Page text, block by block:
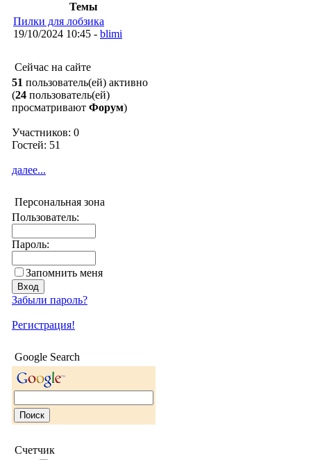
Темы
Пилки для лобзика
19/10/2024 10:45 - blimi
Сейчас на сайте
51 пользователь(ей) активно
(24 пользователь(ей)
просматривают Форум)
Участников: 0
Гостей: 51
далее...
Персональная зона
Пользователь:
Пароль:
Запомнить меня
Забыли пароль?
Регистрация!
Google Search
Счетчик